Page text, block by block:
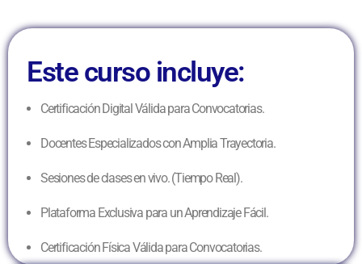
Este curso incluye:
Certificación Digital Válida para Convocatorias.
Docentes Especializados con Amplia Trayectoria.
Sesiones de clases en vivo. (Tiempo Real).
Plataforma Exclusiva para un Aprendizaje Fácil.
Certificación Física Válida para Convocatorias.